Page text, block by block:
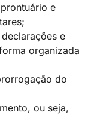
e
e
organizada
do
ou seja,